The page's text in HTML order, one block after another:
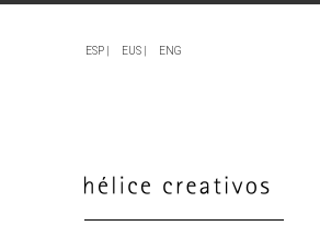
ESP | EUS | ENG